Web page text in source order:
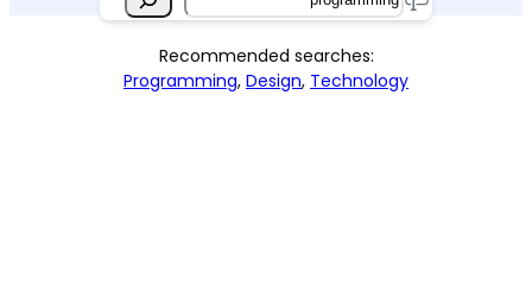
Recommended searches:
Programming, Design, Technology